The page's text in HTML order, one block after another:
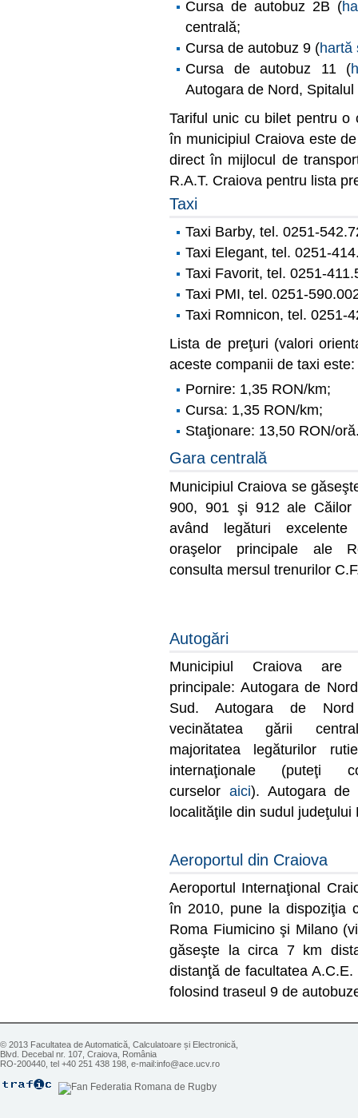
Cursa de autobuz 2B (
centrală;
Cursa de autobuz 9 (hartă
Cursa de autobuz 11 (
Autogara de Nord, Spitalul
Tariful unic cu bilet pentru o
în municipiul Craiova este
direct în mijlocul de
R.A.T. Craiova pentru lista
Taxi
Taxi Barby, tel. 0251-
Taxi Elegant, tel. 0251-
Taxi Favorit, tel. 0251-
Taxi PMI, tel. 0251-
Taxi Romnicon, tel. 0251-
Lista de preţuri (valori
aceste companii de taxi este:
Pornire: 1,35 RON/km;
Cursa: 1,35 RON/km;
Staţionare: 13,50 RON/
Gara centrală
Municipiul Craiova se
900, 901 şi 912 ale Căilor
având legături excelente
oraşelor principale ale
consulta mersul trenurilor
Autogări
Municipiul Craiova are
principale: Autogara de
Sud. Autogara de
vecinătatea gării
majoritatea legăturilor
internaţionale (puteţi
curselor aici). Autogara de
localităţile din sudul judeţului
Aeroportul din Craiova
Aeroportul Internaţional
în 2010, pune la dispoziţia
Roma Fiumicino şi Milano
găseşte la circa 7 km
distanţă de facultatea
folosind traseul 9 de
© 2013 Facultatea de Automatică, Calculatoare și Electronică,
Blvd. Decebal nr. 107, Craiova, România
RO-200440, tel +40 251 438 198, e-mail:info@ace.ucv.ro